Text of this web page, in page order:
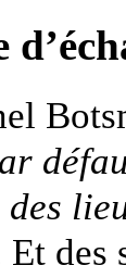
des
Et des